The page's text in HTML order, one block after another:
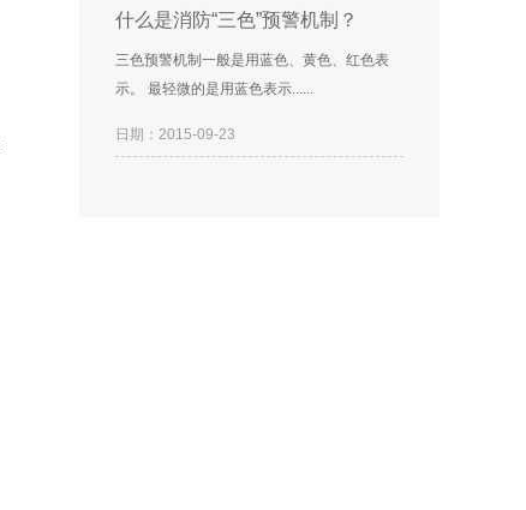
什么是消防“三色”预警机制？
三色预警机制一般是用蓝色、黄色、红色表
示。 最轻微的是用蓝色表示......
日期：2015-09-23